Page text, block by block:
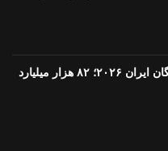
معوقات بازنشستگان ایران ۲۰۲۶؛ ۸۲ هزار میلیارد